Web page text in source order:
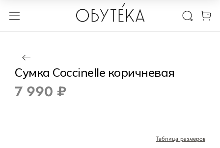
1 / 3
Сумка Coccinelle коричневая
7 990 ₽
Таблица размеров